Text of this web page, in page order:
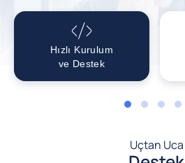
Hızlı Kurulum
ve Destek
1 2 3 4
Uçtan Uca